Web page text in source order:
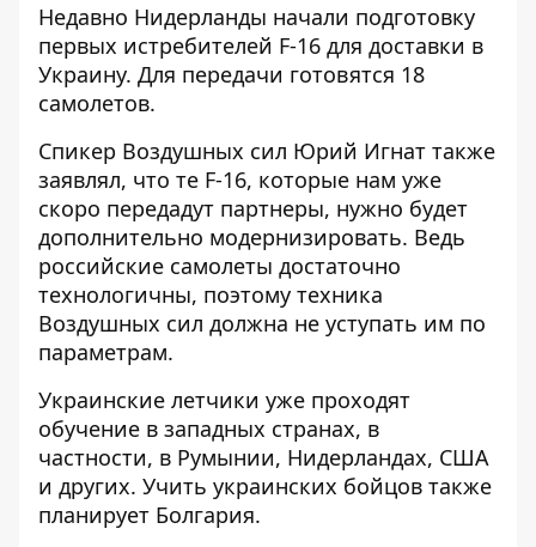
Недавно Нидерланды начали подготовку
первых истребителей F-16 для доставки в
Украину. Для передачи готовятся 18
самолетов.
Спикер Воздушных сил Юрий Игнат также
заявлял, что те F-16, которые нам уже
скоро передадут партнеры, нужно будет
дополнительно модернизировать. Ведь
российские самолеты достаточно
технологичны, поэтому техника
Воздушных сил должна не уступать им по
параметрам.
Украинские летчики уже проходят
обучение в западных странах, в
частности, в Румынии, Нидерландах, США
и других. Учить украинских бойцов также
планирует Болгария.